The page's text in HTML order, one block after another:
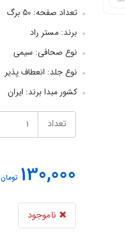
تعداد صفحه: 50 برگ
برند: مستر راد
نوع صحافي: سیمی
نوع جلد: انعطاف پذیر
کشور مبدا برند: ایران
تعداد
130,000 تومان
ناموجود